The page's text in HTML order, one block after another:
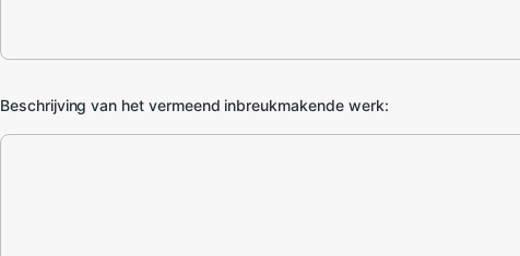
Beschrijving van het vermeend inbreukmakende werk: